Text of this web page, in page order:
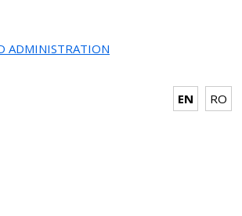
ADMINISTRATION
EN RO